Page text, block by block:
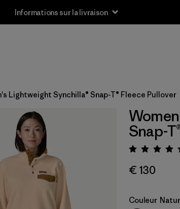
Informations sur la livraison
Lightweight Synchilla® Snap-T® Fleece Pullover
Snap-
€ 130
Couleur